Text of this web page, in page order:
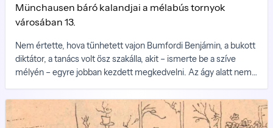
Münchausen báró kalandjai a mélabús tornyok
városában 13.
Nem értette, hova tűnhetett vajon Bumfordi Benjámin, a bukott
diktátor, a tanács volt ősz szakálla, akit – ismerte be a szíve
mélyén – egyre jobban kezdett megkedvelni. Az ágy alatt nem
árválkodott. Az ablakhoz lépve kinézett az utcára...